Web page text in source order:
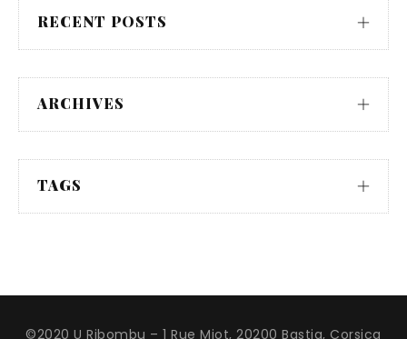
RECENT POSTS
ARCHIVES
TAGS
©2020 U Ribombu – 1 Rue Miot, 20200 Bastia, Corsica